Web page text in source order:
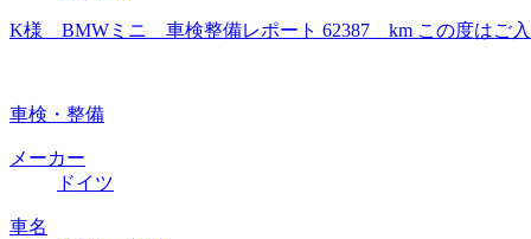
K様 BMWミニ 車検整備レポート 62387 km この度はご入
車検・整備
メーカー
ドイツ
車名